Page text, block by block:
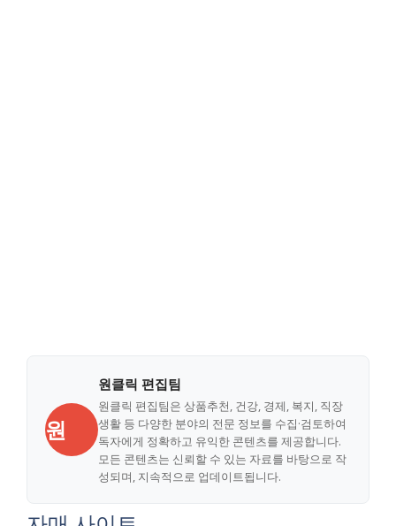
원
원클릭 편집팀
원클릭 편집팀은 상품추천, 건강, 경제, 복지, 직장
생활 등 다양한 분야의 전문 정보를 수집·검토하여
독자에게 정확하고 유익한 콘텐츠를 제공합니다.
모든 콘텐츠는 신뢰할 수 있는 자료를 바탕으로 작
성되며, 지속적으로 업데이트됩니다.